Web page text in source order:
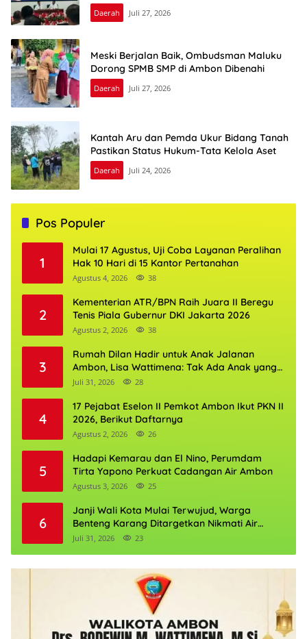
Daerah Juli 27, 2026
Meski Berjalan Baik, Ombudsman Maluku
Dorong SPMB SMP di Ambon Dibenahi
Daerah Juli 27, 2026
Kantah Aru dan Pemda Ukur Bidang Tanah
Pastikan Status Hukum-Tata Kelola Aset
Daerah Juli 24, 2026
Pos Populer
1
Mulai 17 Agustus, Uji Coba Layanan Peralihan
Hak 10 Hari di 15 Kantor Pertanahan
Agustus 4, 2026 38
2
Kementerian ATR/BPN Raih Juara II Beregu
Tenis Piala Gubernur DKI Jakarta 2026
Agustus 2, 2026 38
3
Rumah Dilan Hadir untuk Anak Jalanan
Ambon, Lisa Wattimena: Tak Ada Anak yang
Boleh Kehilangan Masa Depannya
Juli 31, 2026 28
4
17 Pejabat Eselon II Pemkot Ambon Ikut PKN II
2026, Berikut Daftarnya
Agustus 2, 2026 26
5
Hadapi Kemarau dan El Nino, Perumdam
Tirta Yapono Perkuat Cadangan Air Ambon
Agustus 3, 2026 25
6
Janji Wali Kota Mulai Terwujud, Warga
Benteng Karang Ditargetkan Nikmati Air
Bersih Pekan Kedua Agustus
Juli 31, 2026 23